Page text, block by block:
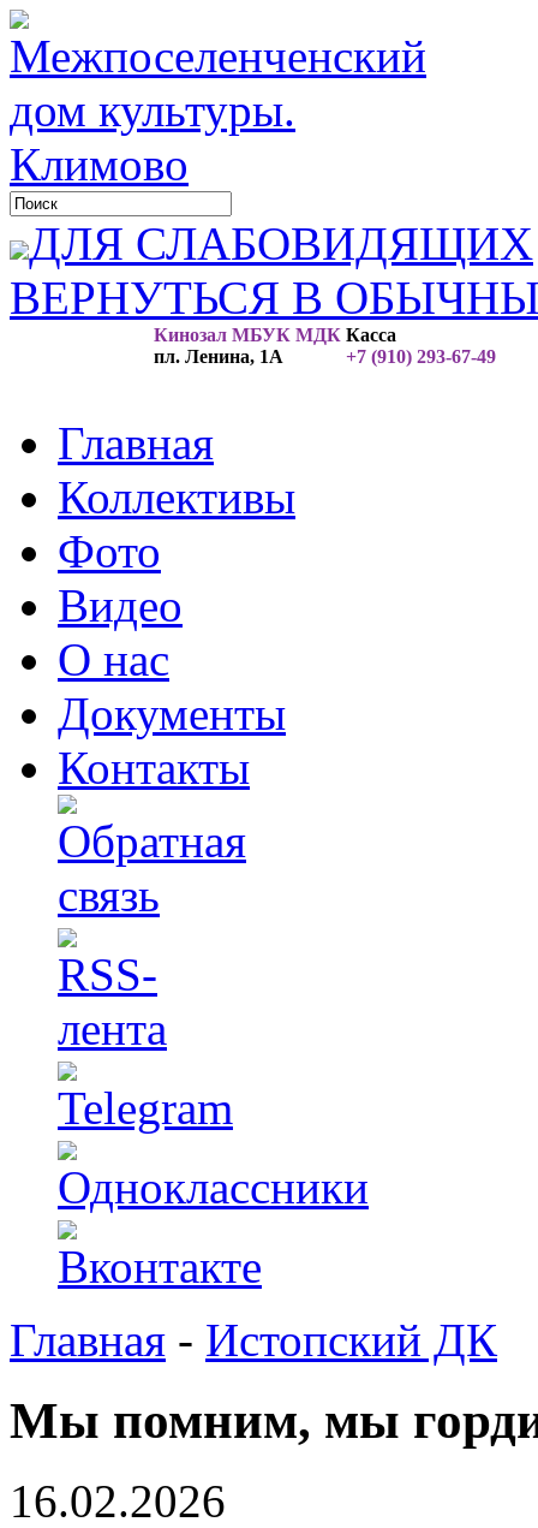
ДЛЯ СЛАБОВИДЯЩИХ
ВЕРНУТЬСЯ В
Кинозал МБУК МДК
пл. Ленина, 1А
Касса
+7 (910) 293-67-49
Главная
Коллективы
Фото
Видео
О нас
Документы
Контакты
Главная - Истопский ДК
Мы помним, мы
16.02.2026